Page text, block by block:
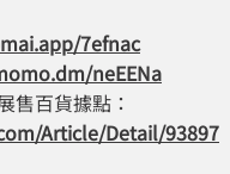
7efnac
neEENa
售百貨據點：
Article/Detail/93897